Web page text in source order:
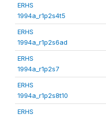
ERHS
1994a_r1p2s4t5
ERHS
1994a_r1p2s6ad
ERHS
1994a_r1p2s7
ERHS
1994a_r1p2s8t10
ERHS